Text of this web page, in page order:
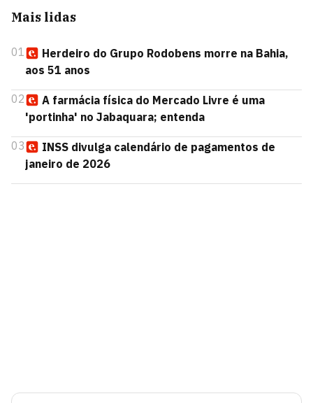
Mais lidas
01
Herdeiro do Grupo Rodobens morre na Bahia,
aos 51 anos
02
A farmácia física do Mercado Livre é uma
'portinha' no Jabaquara; entenda
03
INSS divulga calendário de pagamentos de
janeiro de 2026